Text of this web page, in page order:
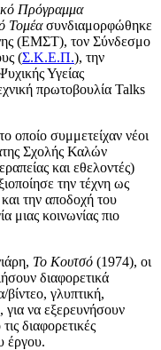
Πρόγραμμα
Τομέασυνδιαμορφώθηκε
(ΕΜΣΤ), τον Σύνδεσμο
(Σ.Κ.Ε.Π.), την
Υγείας
πρωτοβουλία Talks
οποίο συμμετείχαν νέοι
Σχολής Καλών
και εθελοντές)
την τέχνη ως
την αποδοχή του
μιας κοινωνίας πιο
Το Κουτσό (1974), οι
διαφορετικά
γλυπτική,
να εξερευνήσουν
διαφορετικές
έργου.